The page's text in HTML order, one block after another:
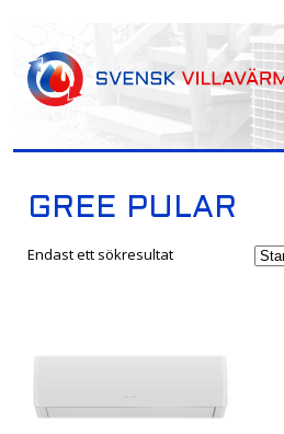
GREE PULAR
Endast ett sökresultat